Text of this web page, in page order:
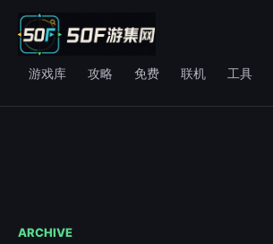
游戏库 攻略 免费 联机 工具
ARCHIVE